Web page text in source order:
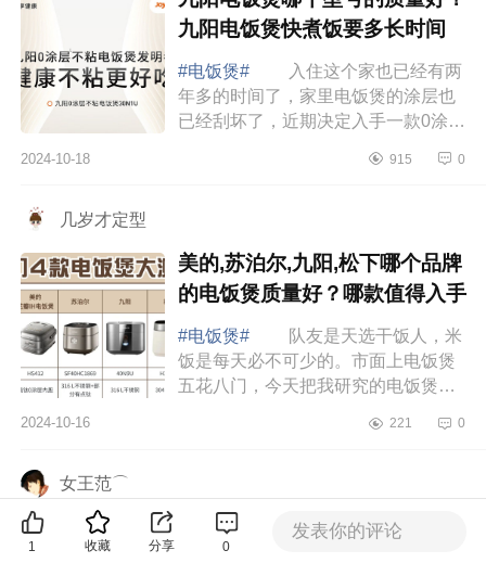
九阳电饭煲快煮饭要多长时间
#电饭煲#
入住这个家也已经有两
年多的时间了，家里电饭煲的涂层也
已经刮坏了，近期决定入手一款0涂层
电饭煲哪个型号的质量好？九阳电饭
2024-10-18 915 0
几岁才定型
美的,苏泊尔,九阳,松下哪个品牌
的电饭煲质量好？哪款值得入手
#电饭煲#
队友是天选干饭人，米
饭是每天必不可少的。市面上电饭煲
五花八门，今天把我研究的电饭煲的
难，下面小编为大家介绍下美的,苏泊
2024-10-16 221 0
女王范⌒
松下PE502使用方法？松下
pe501和pe502区别
1 收藏 分享 0
发表你的评论